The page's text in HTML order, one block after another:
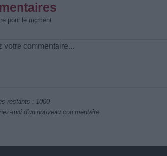
pour le moment
restants : 1000
moi d'un nouveau commentaire